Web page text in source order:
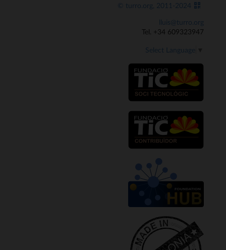
© turro.org, 2011-2024
lluis@turro.org
Tel. +34 609323947
Select Language